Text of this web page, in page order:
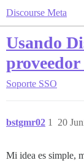
Discourse Meta
Usando
Soporte SSO
bstgmr02 20
1
Mi idea es simple,